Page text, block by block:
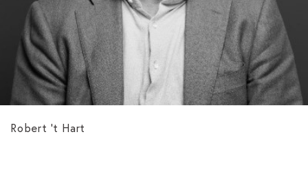
Robert 't Hart